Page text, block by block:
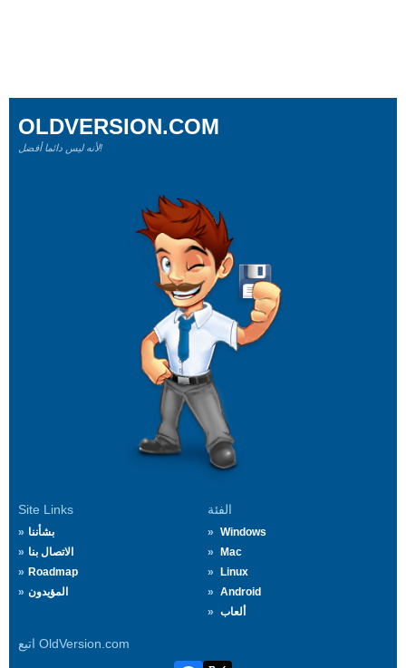
Site Links
بشأننا
الاتصال بنا
Roadmap
المؤيدون
الفئة
Windows
Mac
Linux
Android
ألعاب
اتبع OldVersion.com
OLDVERSION.COM
لأنه ليس دائما أفضل!